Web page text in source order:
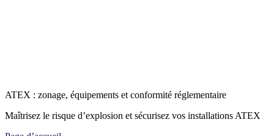
ATEX : zonage, équipements et conformité réglementaire
Maîtrisez le risque d’explosion et sécurisez vos installations ATEX